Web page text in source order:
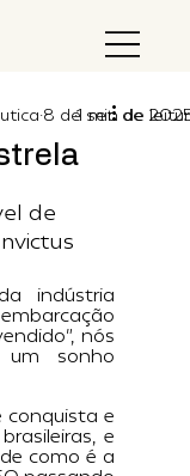
8 de set. de
1 min de
de
indústria
nós
sonho
conquista e
e
como é a